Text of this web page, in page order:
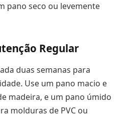
pano seco ou levemente
Regular
duas semanas para
Use um pano macio e
madeira, e um pano úmido
molduras de PVC ou